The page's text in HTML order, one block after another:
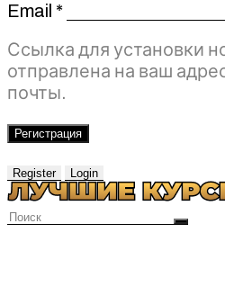
Email *Обязательно
Ссылка для установки
отправлена ​​на ваш
почты.
Регистрация
Register Login